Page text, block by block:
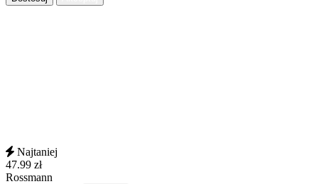
Najtaniej
47.99 zł
Rossmann